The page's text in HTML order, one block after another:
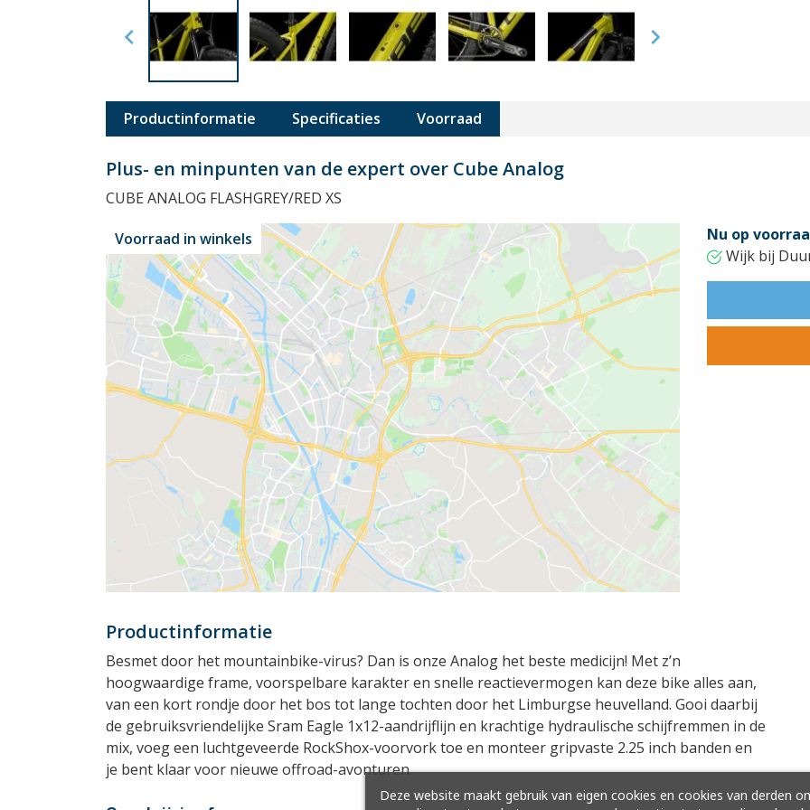
 
Productinformatie Specificaties Voorraad
Plus- en minpunten van de expert over Cube Analog
CUBE ANALOG FLASHGREY/RED XS
Voorraad in winkels
Nu op
Wijk bij
Productinformatie
Besmet door het mountainbike-virus? Dan is onze Analog het beste medicijn! Met z’n
hoogwaardige frame, voorspelbare karakter en snelle reactievermogen kan deze bike alles aan,
van een kort rondje door het bos tot lange tochten door het Limburgse heuvelland. Gooi daarbij
de gebruiksvriendelijke Sram Eagle 1x12-aandrijflijn en krachtige hydraulische schijfremmen in de
mix, voeg een luchtgeveerde RockShox-voorvork toe en monteer gripvaste 2.25 inch banden en
je bent klaar voor nieuwe offroad-avonturen.
Deze website maakt gebruik van eigen cookies en cookies van derden